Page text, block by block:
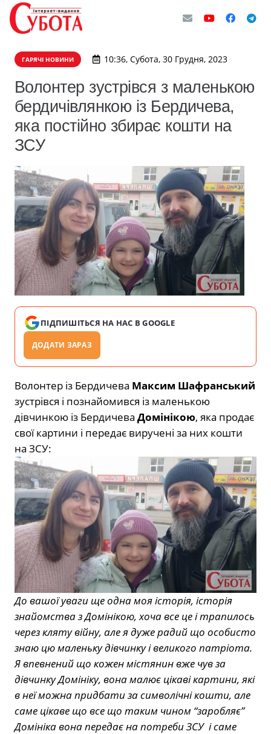
ГАРЯЧІ НОВИНИ 10:36, Субота, 30 Грудня, 2023
Волонтер зустрівся з маленькою
бердичівлянкою із Бердичева,
яка постійно збирає кошти на
ЗСУ
ПІДПИШІТЬСЯ НА НАС В GOOGLE
ДОДАТИ ЗАРАЗ
Волонтер із Бердичева Максим Шафранський
зустрівся і познайомився із маленькою
дівчинкою із Бердичева Домінікою, яка продає
свої картини і передає виручені за них кошти
на ЗСУ:
До вашої уваги ще одна моя історія, історія
знайомства з Домінікою, хоча все це і трапилось
через кляту війну, але я дуже радий що особисто
знаю цю маленьку дівчинку і великого патріота.
Я впевнений що кожен містянин вже чув за
дівчинку Домініку, вона малює цікаві картини, які
в неї можна придбати за символічні кошти, але
саме цікаве що все що таким чином “заробляє”
Домініка вона передає на потреби ЗСУ і саме